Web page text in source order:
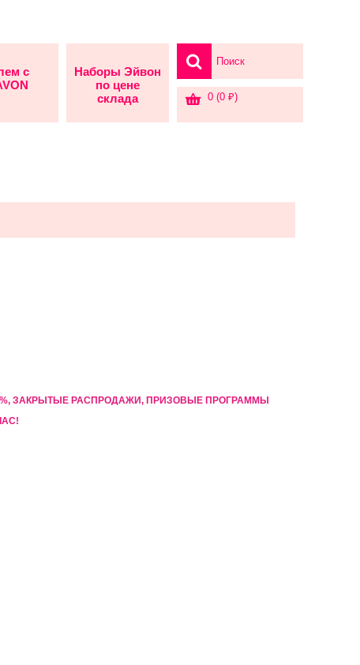
с
Наборы Эйвон
по цене
склада
0 (0 ₽)
ЗАКРЫТЫЕ РАСПРОДАЖИ, ПРИЗОВЫЕ ПРОГРАММЫ